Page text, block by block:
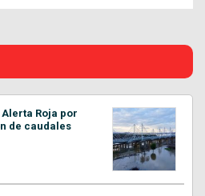
Roja por
de caudales